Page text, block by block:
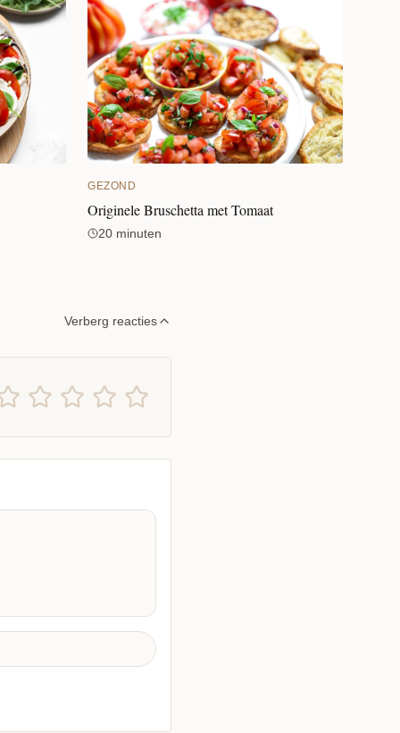
GEZOND
Originele Bruschetta met Tomaat
20 minuten
Verberg reacties